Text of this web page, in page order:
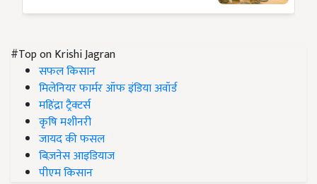
#Top on Krishi Jagran
सफल किसान
मिलेनियर फार्मर ऑफ इंडिया अवॉर्ड
महिंद्रा ट्रैक्टर्स
कृषि मशीनरी
जायद की फसल
बिज़नेस आइडियाज
पीएम किसान